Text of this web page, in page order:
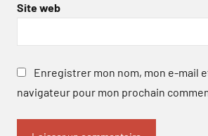
Site web
Enregistrer mon nom, mon e-mail
navigateur pour mon prochain